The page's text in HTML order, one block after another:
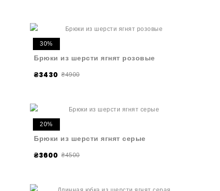
30%
Брюки из шерсти ягнят розовые
₴3430 ₴4900
20%
Брюки из шерсти ягнят серые
₴3600 ₴4500